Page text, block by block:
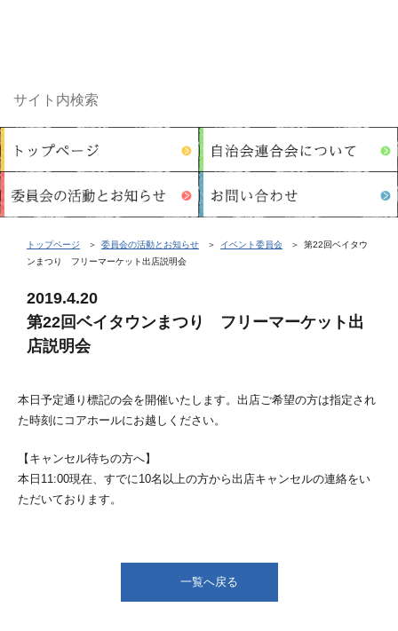
トップページ 委員会の活動とお知らせ イベント委員会
第22回ベイタウ
ンまつり フリーマーケット出店説明会
2019.4.20
第22回ベイタウンまつり フリーマーケット出
店説明会
本日予定通り標記の会を開催いたします。出店ご希望の方は指定され
た時刻にコアホールにお越しください。
【キャンセル待ちの方へ】
本日11:00現在、すでに10名以上の方から出店キャンセルの連絡をい
ただいております。
一覧へ戻る